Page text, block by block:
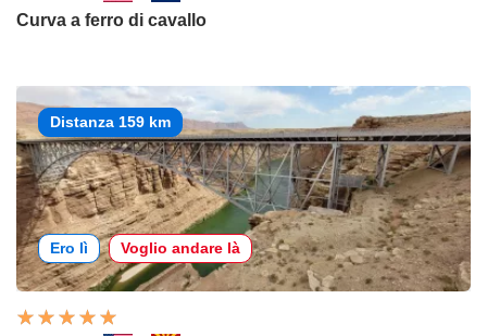
Curva a ferro di cavallo
Distanza 159 km
Ero lì Voglio andare là